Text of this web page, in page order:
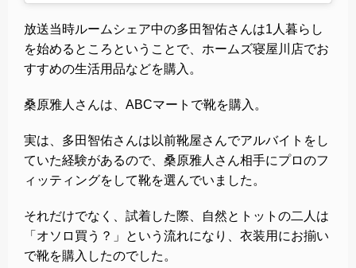
放送当時ルームシェア中の多田智佑さんは1人暮らし
を始めるところということで、ホームズ寝屋川店でお
すすめの生活用品などを購入。
桑原雅人さんは、ABCマートで靴を購入。
実は、多田智佑さんは以前靴屋さんでアルバイトをし
ていた経験があるので、桑原雅人さん相手にプロのフ
ィッティングをして靴を選んでいました。
それだけでなく、試着した際、自然とトットの二人は
「オソロ買う？」という流れになり、衣装用にお揃い
で靴を購入したのでした。